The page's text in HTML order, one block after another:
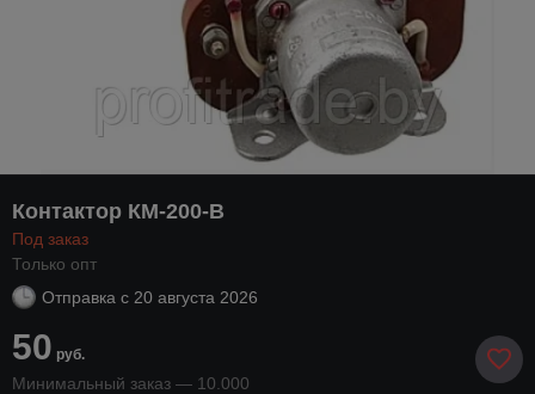
Контактор КМ-200-В
Под заказ
Только опт
Отправка с 20 августа 2026
50 руб.
Минимальный заказ — 10.000